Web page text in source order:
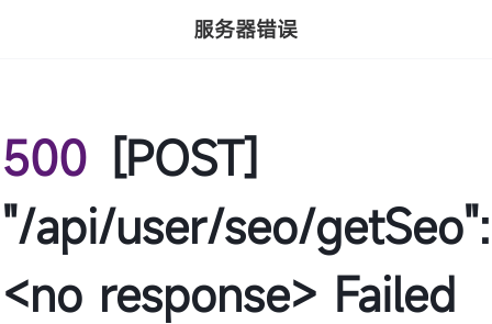
服务器错误
500 [POST]
"/api/user/seo/getSeo":
<no response> Failed